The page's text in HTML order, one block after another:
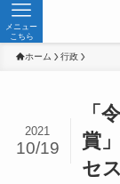
メニュー
こちら
ホーム 行政
「
賞
セス
2021
10/19